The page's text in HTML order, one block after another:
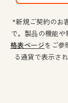
*新規ご契約のお
で。製品の機能
格表ページをご参
る通貨で表示さ